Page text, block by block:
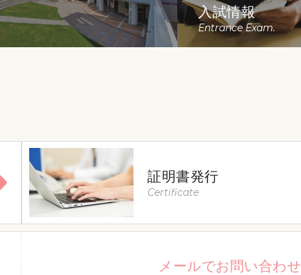
入試情報
Entrance Exam.
証明書発行
Certificate
メールでお問い合わせ